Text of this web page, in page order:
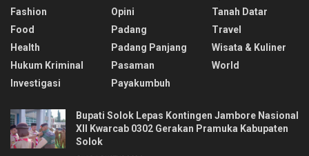
Fashion
Food
Health
Hukum Kriminal
Investigasi
Opini
Padang
Padang Panjang
Pasaman
Payakumbuh
Tanah Datar
Travel
Wisata & Kuliner
World
Bupati Solok Lepas Kontingen Jambore Nasional
XII Kwarcab 0302 Gerakan Pramuka Kabupaten
Solok